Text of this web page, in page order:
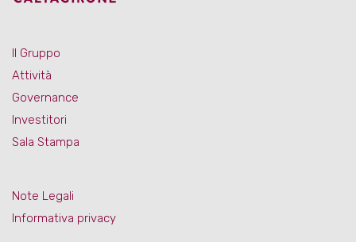
Il Gruppo
Attività
Governance
Investitori
Sala Stampa
Note Legali
Informativa privacy